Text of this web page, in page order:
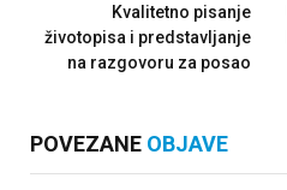
Kvalitetno pisanje
životopisa i predstavljanje
na razgovoru za posao
POVEZANE OBJAVE